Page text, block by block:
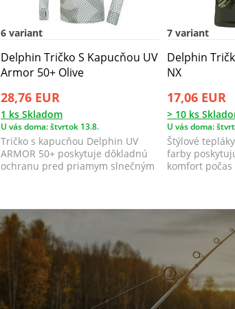
6 variant
Delphin Tričko S Kapucňou UV
Armor 50+ Olive
28,76 EUR
1 ks Skladom
U vás doma: štvrtok 13.8.
Tričko s kapucňou Delphin UV
ARMOR 50+ poskytuje dôkladnú
ochranu pred priamym slnečným
7 variant
Delphin
NX
17,06 EUR
> 10 ks
U vás doma:
Štýlové
farby
komfort